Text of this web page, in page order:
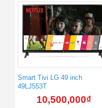
Smart Tivi LG 49 inch
49LJ553T
10,500,000₫